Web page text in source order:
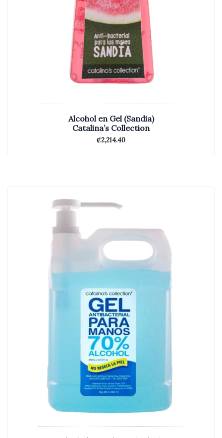
Alcohol en Gel (Sandia)
Catalina’s Collection
₡2,214.40